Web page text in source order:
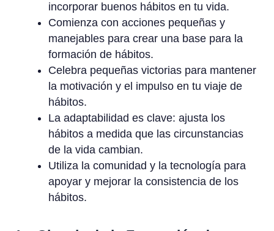
incorporar buenos hábitos en tu vida.
Comienza con acciones pequeñas y
manejables para crear una base para la
formación de hábitos.
Celebra pequeñas victorias para mantener
la motivación y el impulso en tu viaje de
hábitos.
La adaptabilidad es clave: ajusta los
hábitos a medida que las circunstancias
de la vida cambian.
Utiliza la comunidad y la tecnología para
apoyar y mejorar la consistencia de los
hábitos.